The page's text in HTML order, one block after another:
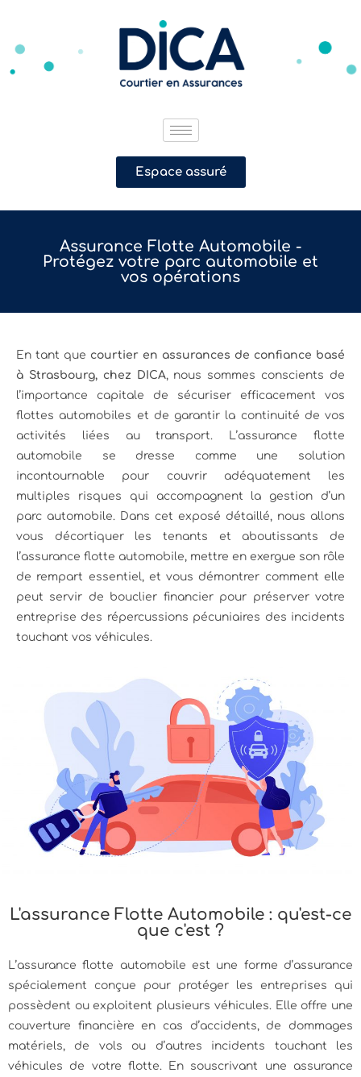
Espace assuré
Assurance Flotte Automobile -
Protégez votre parc automobile et
vos opérations
En tant que courtier en assurances de confiance basé
à Strasbourg, chez DICA, nous sommes conscients de
l’importance capitale de sécuriser efficacement vos
flottes automobiles et de garantir la continuité de vos
activités liées au transport. L’assurance flotte
automobile se dresse comme une solution
incontournable pour couvrir adéquatement les
multiples risques qui accompagnent la gestion d’un
parc automobile. Dans cet exposé détaillé, nous allons
vous décortiquer les tenants et aboutissants de
l’assurance flotte automobile, mettre en exergue son rôle
de rempart essentiel, et vous démontrer comment elle
peut servir de bouclier financier pour préserver votre
entreprise des répercussions pécuniaires des incidents
touchant vos véhicules.
L'assurance Flotte Automobile : qu'est-ce
que c'est ?
L’assurance flotte automobile est une forme d’assurance
spécialement conçue pour protéger les entreprises qui
possèdent ou exploitent plusieurs véhicules. Elle offre une
couverture financière en cas d’accidents, de dommages
matériels, de vols ou d’autres incidents touchant les
véhicules de votre flotte. En souscrivant une assurance